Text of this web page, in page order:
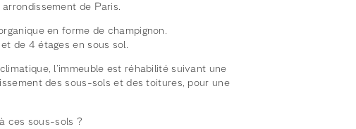
de Paris.
en forme de champignon.
et de 4 étages en sous sol.
l’immeuble est réhabilité suivant une
des sous-sols et des toitures, pour une
ces sous-sols ?